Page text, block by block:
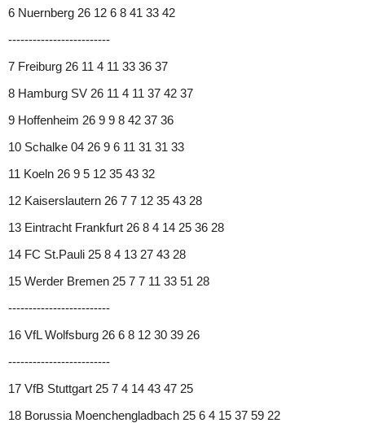
6 Nuernberg 26 12 6 8 41 33 42
-------------------------
7 Freiburg 26 11 4 11 33 36 37
8 Hamburg SV 26 11 4 11 37 42 37
9 Hoffenheim 26 9 9 8 42 37 36
10 Schalke 04 26 9 6 11 31 31 33
11 Koeln 26 9 5 12 35 43 32
12 Kaiserslautern 26 7 7 12 35 43 28
13 Eintracht Frankfurt 26 8 4 14 25 36 28
14 FC St.Pauli 25 8 4 13 27 43 28
15 Werder Bremen 25 7 7 11 33 51 28
-------------------------
16 VfL Wolfsburg 26 6 8 12 30 39 26
-------------------------
17 VfB Stuttgart 25 7 4 14 43 47 25
18 Borussia Moenchengladbach 25 6 4 15 37 59 22